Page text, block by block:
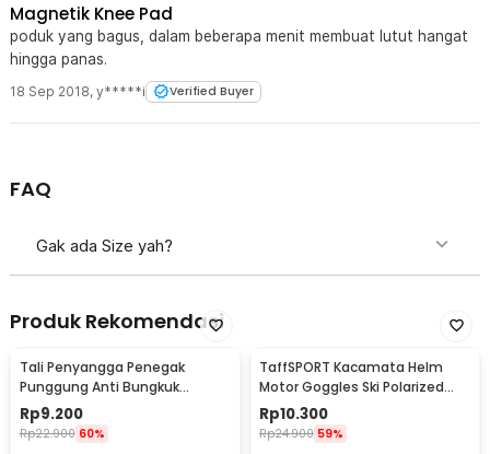
Magnetik Knee Pad
poduk yang bagus, dalam beberapa menit membuat lutut hangat
hingga panas.
18 Sep 2018, y*****i Verified Buyer
FAQ
Gak ada Size yah?
Produk Rekomendasi
Tali Penyangga Penegak
Punggung Anti Bungkuk
Posture Corrector Size S
Rp9.200
Rp22.900 60%
TaffSPORT Kacamata Helm
Motor Goggles Ski Polarized
UV400 Windproof - X400
Rp10.300
Rp24.900 59%